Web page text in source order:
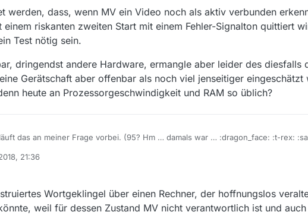
werden, dass, wenn MV ein Video noch als aktiv verbunden
riskanten zweiten Start mit einem Fehler-Signalton quittiert
Test nötig sein.
dringendst andere Hardware, ermangle aber leider des diesfalls
Gerätschaft aber offenbar als noch viel jenseitiger eingeschätzt
heute an Prozessorgeschwindigkeit und RAM so üblich?
das an meiner Frage vorbei. (95? Hm … damals war … :dragon_face: :t-rex:
8-wasweißich, Update-Einstellung wöchentlich.)
werden, dass, wenn MV ein Video noch als aktiv verbunden erkennen
aber offenbar als noch viel jenseitiger eingeschätzt wird, als ich sie eh
und RAM so üblich?
21:36
Wortgeklingel über einen Rechner, der hoffnungslos
weil für dessen Zustand MV nicht verantwortlich ist und